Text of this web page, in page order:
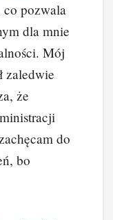
co pozwala
dla mnie
Mój
zaledwie
że
do
bo